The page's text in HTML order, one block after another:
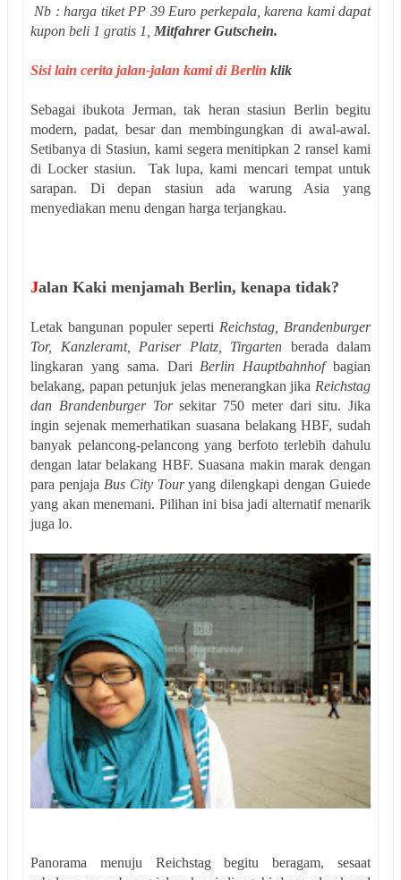
Nb : harga tiket PP 39 Euro perkepala, karena kami dapat
kupon beli 1 gratis 1, Mitfahrer Gutschein.
Sisi lain cerita jalan-jalan kami di Berlin klik
Sebagai ibukota Jerman, tak heran stasiun Berlin begitu
modern, padat, besar dan membingungkan di awal-awal.
Setibanya di Stasiun, kami segera menitipkan 2 ransel kami
di Locker stasiun. Tak lupa, kami mencari tempat untuk
sarapan. Di depan stasiun ada warung Asia yang
menyediakan menu dengan harga terjangkau.
Jalan Kaki menjamah Berlin, kenapa tidak?
Letak bangunan populer seperti Reichstag, Brandenburger
Tor, Kanzleramt, Pariser Platz, Tirgarten berada dalam
lingkaran yang sama. DariBerlin Hauptbahnhof bagian
belakang, papan petunjuk jelas menerangkan jika Reichstag
dan Brandenburger Torsekitar 750 meter dari situ. Jika
ingin sejenak memerhatikan suasana belakang HBF, sudah
banyak pelancong-pelancong yang berfoto terlebih dahulu
dengan latar belakang HBF. Suasana makin marak dengan
para penjaja Bus City Touryang dilengkapi dengan Guiede
yang akan menemani. Pilihan ini bisa jadi alternatif menarik
juga lo.
Panorama menuju Reichstag begitu beragam, sesaat